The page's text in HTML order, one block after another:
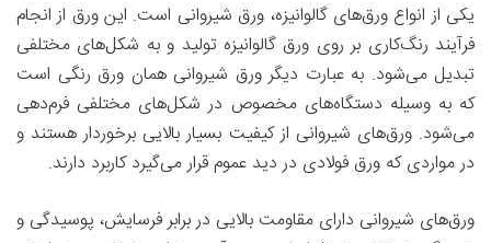
یکی از انواع ورق‌های گالوانیزه، ورق شیروانی است. این ورق از انجام
فرآیند رنگ‌کاری بر روی ورق گالوانیزه تولید و به شکل‌های مختلفی
تبدیل می‌شود. به عبارت دیگر ورق شیروانی همان ورق رنگی است
که به وسیله دستگاه‌های مخصوص در شکل‌های مختلفی فرم‌دهی
می‌شود. ورق‌های شیروانی از کیفیت بسیار بالایی برخوردار هستند و
در مواردی که ورق فولادی در دید عموم قرار می‌گیرد کاربرد دارند.
ورق‌های شیروانی دارای مقاومت بالایی در برابر فرسایش، پوسیدگی و